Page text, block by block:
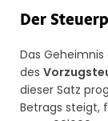
Der
Das
des
dieser Satz
Betrags steigt,